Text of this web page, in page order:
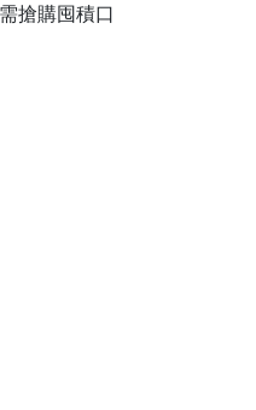
搶購囤積口